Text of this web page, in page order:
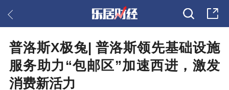
普洛斯X极兔| 普洛斯领先基础设施
服务助力“包邮区”加速西进，激发
消费新活力